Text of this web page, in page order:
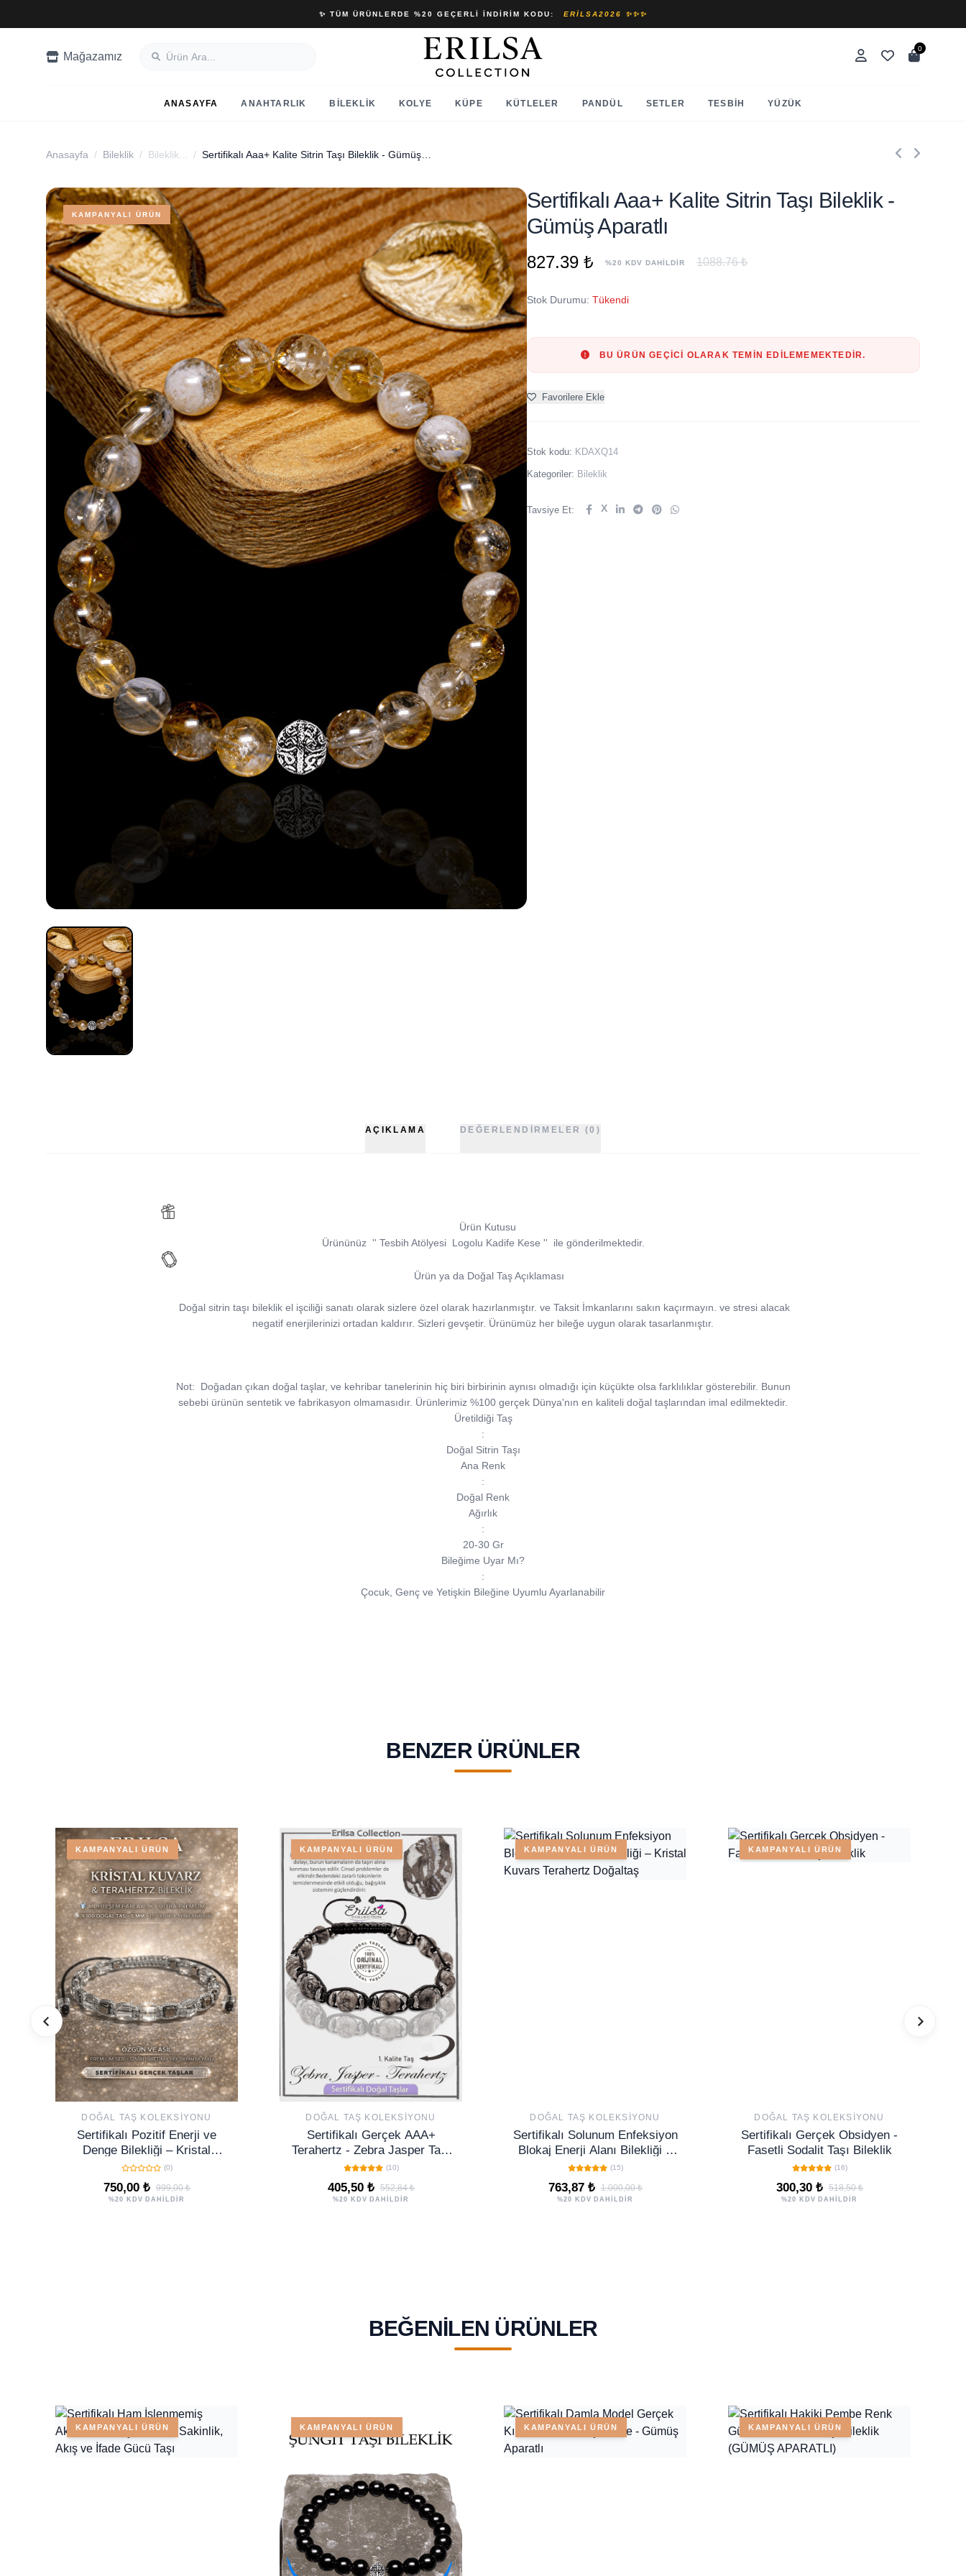
✨ TÜM ÜRÜNLERDE %20 GEÇERLI İNDIRIM KODU: ERILSA2026 ✨✨✨
Mağazamız
0
ANASAYFA ANAHTARLIK BILEKLIK KOLYE KÜPE KÜTLELER PANDÜL SETLER TESBIH YÜZÜK
Anasayfa / Bileklik / Bileklik... /
KAMPANYALI ÜRÜN
Sertifikalı Aaa+ Kalite Sitrin Taşı Bileklik -
Gümüş Aparatlı
827.39 ₺ %20 KDV DAHİLDİR 1088.76 ₺
Stok Durumu: Tükendi
BU ÜRÜN GEÇICI OLARAK TEMIN EDILEMEMEKTEDIR.
Favorilere Ekle
Stok kodu: KDAXQ14
Kategoriler: Bileklik
Tavsiye Et: X
AÇIKLAMA DEĞERLENDIRMELER (0)
Ürün Kutusu
Ürününüz '' Tesbih AtölyesiLogolu Kadife Kese '' ile gönderilmektedir.
Ürün ya da Doğal Taş Açıklaması
Doğal sitrin taşı bileklik el işciliği sanatı olarak sizlere özel olarak hazırlanmıştır. ve Taksit İmkanlarını sakın kaçırmayın. ve stresi alacak
negatif enerjilerinizi ortadan kaldırır. Sizleri gevşetir. Ürünümüz her bileğe uygun olarak tasarlanmıştır.
Not: Doğadan çıkan doğal taşlar, ve kehribar tanelerinin hiç biri birbirinin aynısı olmadığı için küçükte olsa farklılıklar gösterebilir. Bunun
sebebi ürünün sentetik ve fabrikasyon olmamasıdır. Ürünlerimiz %100 gerçek Dünya'nın en kaliteli doğal taşlarından imal edilmektedir.
Üretildiği Taş
:
Doğal Sitrin Taşı
Ana Renk
:
Doğal Renk
Ağırlık
:
20-30 Gr
Bileğime Uyar Mı?
:
Çocuk, Genç ve Yetişkin Bileğine Uyumlu Ayarlanabilir
BENZER ÜRÜNLER
KAMPANYALI ÜRÜN
DOĞAL TAŞ KOLEKSIYONU
Sertifikalı Pozitif Enerji ve
Denge Bilekliği – Kristal
Kuvars ve Terahertz Doğal Taş
4 mm
(0)
750,00 ₺ 999,00 ₺
%20 KDV DAHİLDİR
KAMPANYALI ÜRÜN
DOĞAL TAŞ KOLEKSIYONU
Sertifikalı Gerçek AAA+
Terahertz - Zebra Jasper Taşı
Bileklik(10)
405,50 ₺ 552,84 ₺
%20 KDV DAHİLDİR
KAMPANYALI ÜRÜN
DOĞAL TAŞ KOLEKSIYONU
Sertifikalı Solunum Enfeksiyon
Blokaj Enerji Alanı Bilekliği –
Kristal Kuvars Terahertz
Doğaltaş
(15)
763,87 ₺ 1.000,00 ₺
%20 KDV DAHİLDİR
KAMPANYALI ÜRÜN
DOĞAL TAŞ KOLEKSIYONU
Sertifikalı Gerçek Obsidyen -
Fasetli Sodalit Taşı Bileklik
(16)
300,30 ₺ 518,50 ₺
%20 KDV DAHİLDİR
BEĞENILEN ÜRÜNLER
KAMPANYALI ÜRÜN KAMPANYALI ÜRÜN KAMPANYALI ÜRÜN KAMPANYALI ÜRÜN